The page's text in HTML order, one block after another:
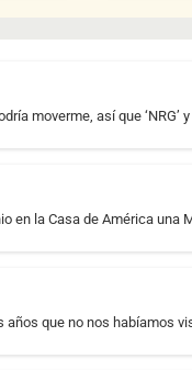
moverme, así que ‘NRG’
en la Casa de América una
que no nos habíamos